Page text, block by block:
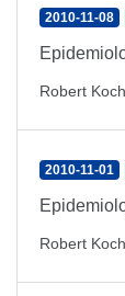
2010-11-08
Robert
2010-11-01
Robert